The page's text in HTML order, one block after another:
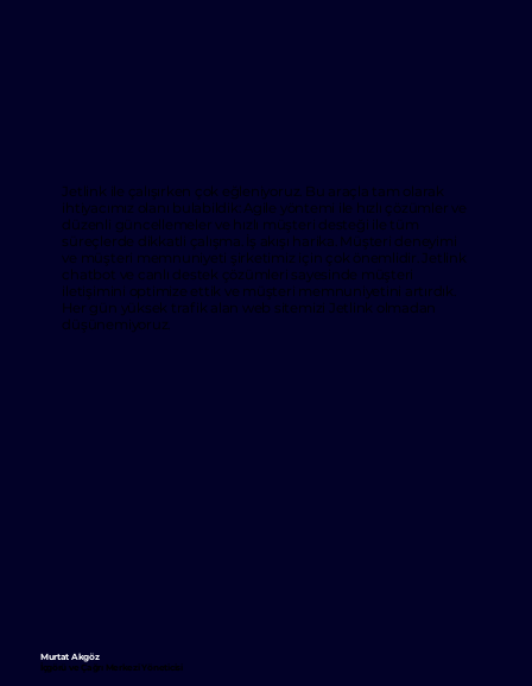
Jetlink ile çalışırken çok eğleniyoruz. Bu araçla tam olarak
ihtiyacımız olanı bulabildik: Agile yöntemi ile hızlı çözümler ve
düzenli güncellemeler ve hızlı müşteri desteği ile tüm
süreçlerde dikkatli çalışma. İş akışı harika. Müşteri deneyimi
ve müşteri memnuniyeti şirketimiz için çok önemlidir. Jetlink
chatbot ve canlı destek çözümleri sayesinde müşteri
iletişimini optimize ettik ve müşteri memnuniyetini artırdık.
Her gün yüksek trafik alan web sitemizi Jetlink olmadan
düşünemiyoruz.
Murtat Akgöz
İçgörü ve Çağrı Merkezi Yöneticisi